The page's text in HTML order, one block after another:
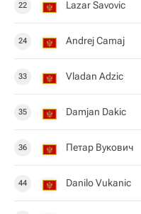
22 Lazar Savovic
24 Andrej Camaj
33 Vladan Adzic
35 Damjan Dakic
36 Петар Вукович
44 Danilo Vukanic